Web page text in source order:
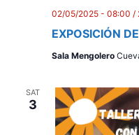
EXPOSICIÓN
02/05/2025 - 08:00 /
Sala Mengolero
SAT
3